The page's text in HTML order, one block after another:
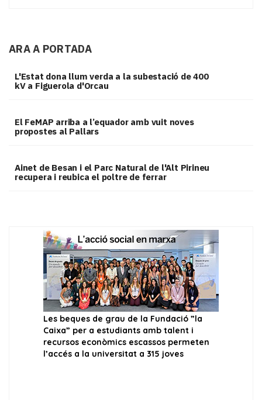
ARA A PORTADA
L'Estat dona llum verda a la subestació de 400
kV a Figuerola d'Orcau
El FeMAP arriba a l’equador amb vuit noves
propostes al Pallars
Ainet de Besan i el Parc Natural de l'Alt Pirineu
recupera i reubica el poltre de ferrar